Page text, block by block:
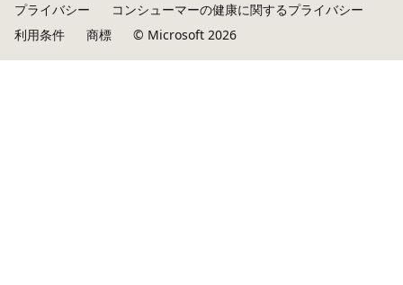
プライバシー
コンシューマーの健康に関するプライバシー
利用条件
商標 © Microsoft 2026